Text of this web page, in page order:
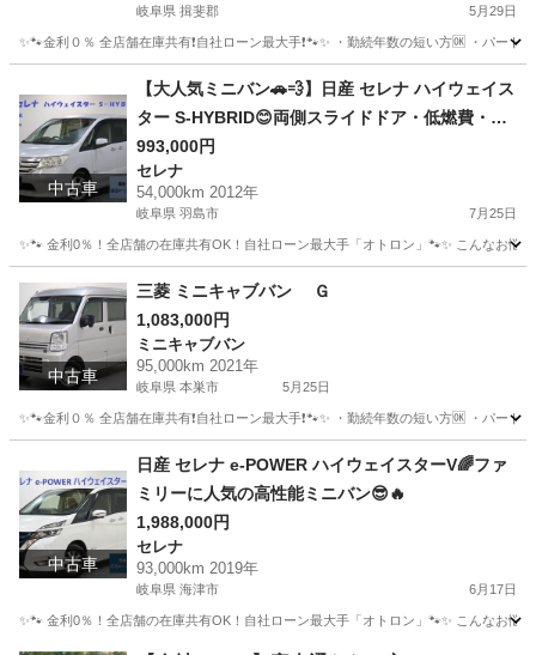
岐阜県 揖斐郡 5月29日
✨🐾金利０％ 全店舗在庫共有❗️自社ローン最大手❗️🐾✨ ・勤続年数の短い方🆗 ・パー
アクア オトロン
中古車
【大人気ミニバン🚗💨】日産 セレナ ハイウェイス
ター S-HYBRID😊両側スライドドア・低燃費・フ
ァミリーにおすすめの一台☝️
993,000円
セレナ
54,000km 2012年
岐阜県 羽島市 7月25日
✨🐾 金利0％！全店舗の在庫共有OK！自社ローン最大手「オトロン」🐾✨ こんなお
岐阜 羽島市 セレナ
中古車
三菱 ミニキャブバン Ｇ
1,083,000円
ミニキャブバン
95,000km 2021年
岐阜県 本巣市 5月25日
✨🐾金利０％ 全店舗在庫共有❗️自社ローン最大手❗️🐾✨ ・勤続年数の短い方🆗 ・パー
ミニキャブバン
中古車
日産 セレナ e-POWER ハイウェイスターV🌈ファ
ミリーに人気の高性能ミニバン😎🔥
1,988,000円
セレナ
93,000km 2019年
岐阜県 海津市 6月17日
✨🐾 金利0％！全店舗の在庫共有OK！自社ローン最大手「オトロン」🐾✨ こんなお